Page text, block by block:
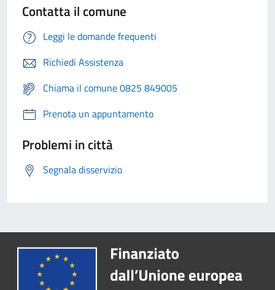
Contatta il comune
Leggi le domande frequenti
Richiedi Assistenza
Chiama il comune 0825 849005
Prenota un appuntamento
Problemi in città
Segnala disservizio